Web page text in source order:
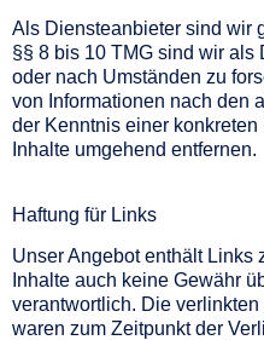
Als Diensteanbieter sind wir
§§ 8 bis 10 TMG sind wir als
oder nach Umständen zu
von Informationen nach den
der Kenntnis einer
Inhalte umgehend entfernen.
Haftung für Links
Unser Angebot enthält Links
Inhalte auch keine Gewähr
verantwortlich. Die
waren zum Zeitpunkt der